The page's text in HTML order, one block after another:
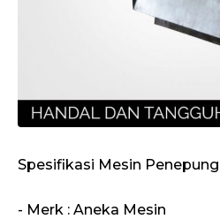
Spesifikasi Mesin
- Merk : Aneka Mesin